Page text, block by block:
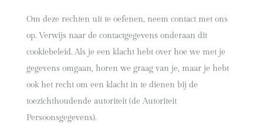
Om deze rechten uit te oefenen, neem contact met ons
op. Verwijs naar de contactgegevens onderaan dit
cookiebeleid. Als je een klacht hebt over hoe we met je
gegevens omgaan, horen we graag van je, maar je hebt
ook het recht om een klacht in te dienen bij de
toezichthoudende autoriteit (de Autoriteit
Persoonsgegevens).